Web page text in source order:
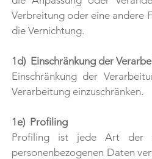
Verbreitung oder eine andere
die Vernichtung.
1d) Einschränkung der
Einschränkung der
Verarbeitung einzuschränken.
1e) Profiling
Profiling ist jede Art der
personenbezogenen Daten